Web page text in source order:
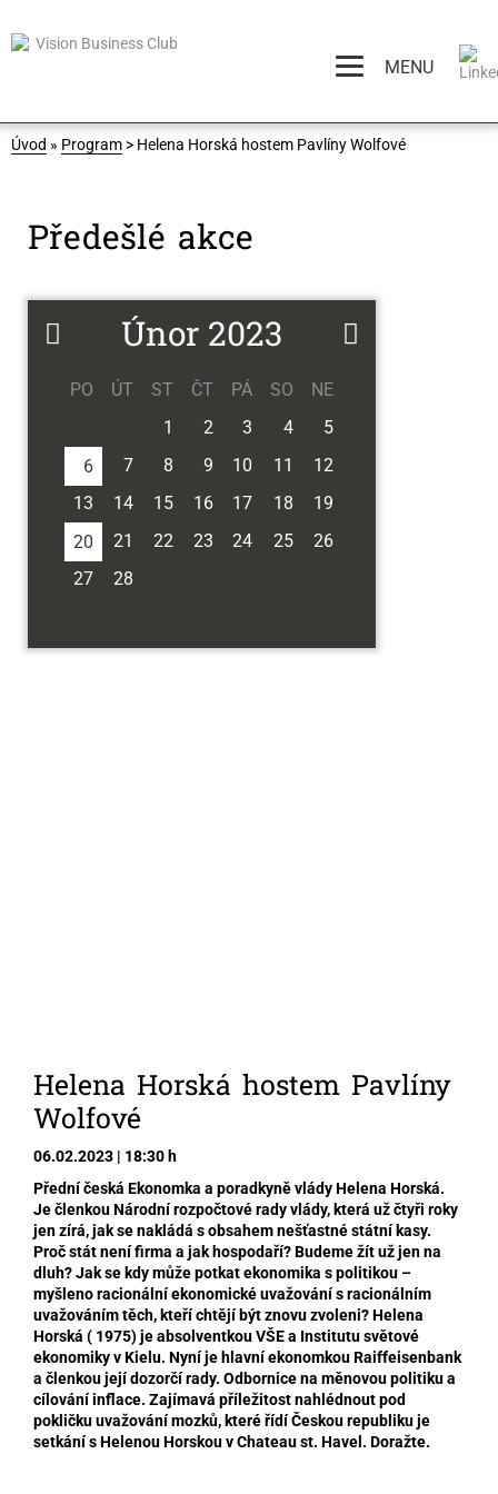
MENU
Úvod » Program > Helena Horská hostem Pavlíny Wolfové
Předešlé akce
Únor 2023
PO ÚT ST ČT PÁ SO
NE
1
2 3 4
5
6
7 8 9 10 11
12
13
14 15 16 17 18
19
20
21 22 23 24 25
26
27
28
Helena Horská hostem Pavlíny
Wolfové
06.02.2023 | 18:30 h
Přední česká Ekonomka a poradkyně vlády Helena Horská.
Je členkou Národní rozpočtové rady vlády, která už čtyři roky
jen zírá, jak se nakládá s obsahem nešťastné státní kasy.
Proč stát není firma a jak hospodaří? Budeme žít už jen na
dluh? Jak se kdy může potkat ekonomika s politikou –
myšleno racionální ekonomické uvažování s racionálním
uvažováním těch, kteří chtějí být znovu zvoleni? Helena
Horská ( 1975) je absolventkou VŠE a Institutu světové
ekonomiky v Kielu. Nyní je hlavní ekonomkou Raiffeisenbank
a členkou její dozorčí rady. Odbornice na měnovou politiku a
cílování inflace. Zajímavá příležitost nahlédnout pod
pokličku uvažování mozků, které řídí Českou republiku je
setkání s Helenou Horskou v Chateau st. Havel. Doražte.